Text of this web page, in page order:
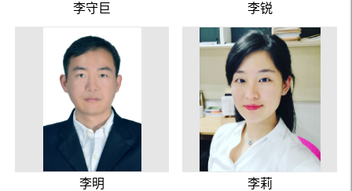
李守巨 李锐
李明 李莉